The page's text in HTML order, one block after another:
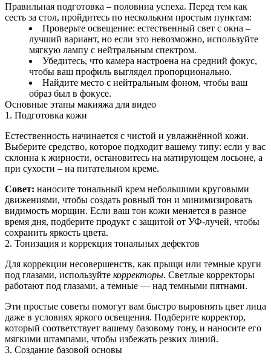
Правильная подготовка – половина успеха. Перед тем как
сесть за стол, пройдитесь по нескольким простым пунктам:
Проверьте освещение: естественный свет с окна –
лучший вариант, но если это невозможно, используйте
мягкую лампу с нейтральным спектром.
Убедитесь, что камера настроена на средний фокус,
чтобы ваш профиль выглядел пропорционально.
Найдите место с нейтральным фоном, чтобы ваш
образ был в фокусе.
Основные этапы макияжа для видео
1. Подготовка кожи
Естественность начинается с чистой и увлажнённой кожи.
Выберите средство, которое подходит вашему типу: если у вас
склонна к жирности, остановитесь на матирующем лосьоне, а
при сухости – на питательном креме.
Совет: наносите тональный крем небольшими круговыми
движениями, чтобы создать ровный тон и минимизировать
видимость морщин. Если ваш тон кожи меняется в разное
время дня, подберите продукт с защитой от УФ‑лучей, чтобы
сохранить яркость цвета.
2. Тонизация и коррекция тональных дефектов
Для коррекции несовершенств, как прыщи или темные круги
под глазами, используйте корректоры. Светлые корректоры
работают под глазами, а темные — над темными пятнами.
Эти простые советы помогут вам быстро выровнять цвет лица
даже в условиях яркого освещения. Подберите корректор,
который соответствует вашему базовому тону, и наносите его
мягкими штампами, чтобы избежать резких линий.
3. Создание базовой основы